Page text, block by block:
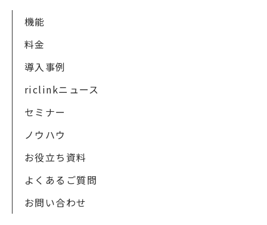
機能
料金
導入事例
riclinkニュース
セミナー
ノウハウ
お役立ち資料
よくあるご質問
お問い合わせ